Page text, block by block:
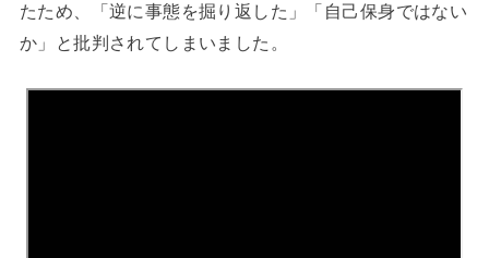
たため、「逆に事態を掘り返した」「自己保身ではない
か」と批判されてしまいました。